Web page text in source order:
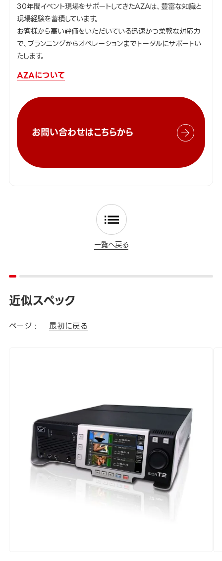
30年間イベント現場をサポートしてきたAZAは、豊富な知識と
現場経験を蓄積しています。
お客様から高い評価をいただいている迅速かつ柔軟な対応力
で、プランニングからオペレーションまでトータルにサポートい
たします。
AZAについて
お問い合わせはこちらから
一覧へ戻る
近似スペック
ページ : 最初に戻る